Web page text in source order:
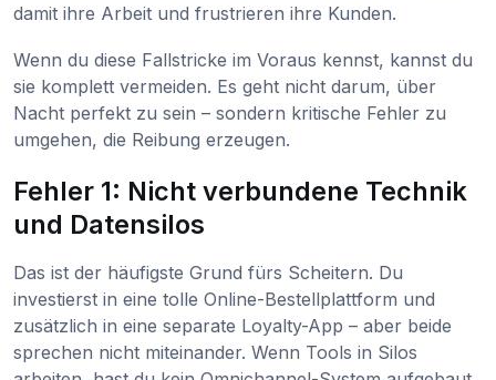
damit ihre Arbeit und frustrieren ihre Kunden.
Wenn du diese Fallstricke im Voraus kennst, kannst du
sie komplett vermeiden. Es geht nicht darum, über
Nacht perfekt zu sein – sondern kritische Fehler zu
umgehen, die Reibung erzeugen.
Fehler 1: Nicht verbundene Technik
und Datensilos
Das ist der häufigste Grund fürs Scheitern. Du
investierst in eine tolle Online-Bestellplattform und
zusätzlich in eine separate Loyalty-App – aber beide
sprechen nicht miteinander. Wenn Tools in Silos